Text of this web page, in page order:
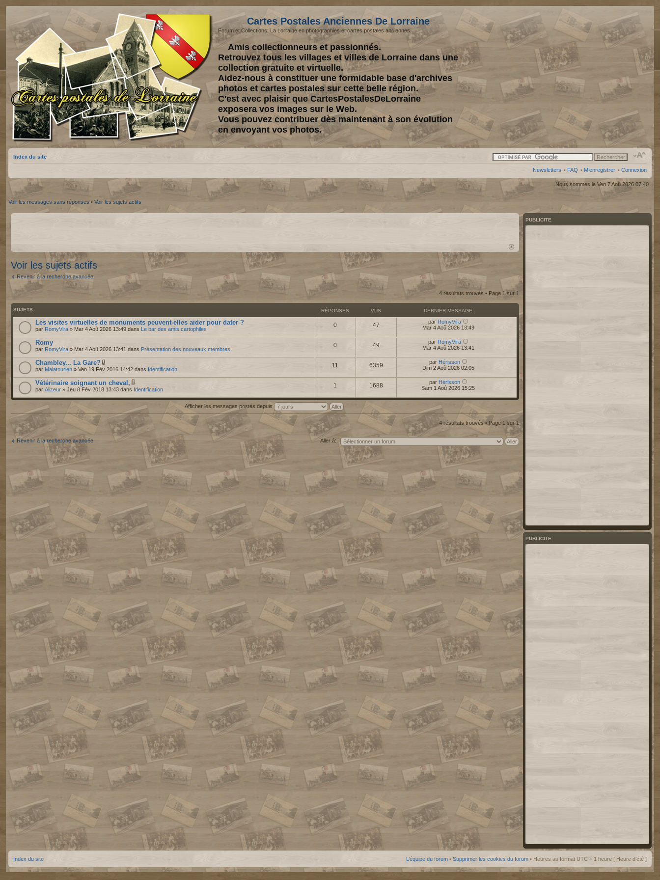
Cartes Postales Anciennes De Lorraine
Forum et Collections: La Lorraine en photographies et cartes postales anciennes.
Amis collectionneurs et passionnés.
Retrouvez tous les villages et villes de Lorraine dans une
collection gratuite et virtuelle.
Aidez-nous à constituer une formidable base d'archives
photos et cartes postales sur cette belle région.
C'est avec plaisir que CartesPostalesDeLorraine
exposera vos images sur le Web.
Vous pouvez contribuer dès maintenant à son évolution
en envoyant vos photos.
Index du site
Newsletters • FAQ • M’enregistrer • Connexion
Nous sommes le Ven 7 Aoû 2026 07:40
Voir les messages sans réponses • Voir les sujets actifs
Voir les sujets actifs
Revenir à la recherche avancée
4 résultats trouvés • Page 1sur 1
SUJETS RÉPONSES VUS DERNIER MESSAGE
Les visites virtuelles de monuments peuvent-elles aider pour dater ?
par RomyVira » Mar 4 Aoû 2026 13:49 dans Le bar des amis cartophiles
0 47 par RomyVira
Mar 4 Aoû 2026 13:49
Romy
par RomyVira » Mar 4 Aoû 2026 13:41 dans Présentation des nouveaux membres
0 49 par RomyVira
Mar 4 Aoû 2026 13:41
Chambley... La Gare?
par Malatourien » Ven 19 Fév 2016 14:42 dans Identification
11 6359 par Hérisson
Dim 2 Aoû 2026 02:05
Vétérinaire soignant un cheval,
par Alizeur » Jeu 8 Fév 2018 13:43 dans Identification
1 1688 par Hérisson
Sam 1 Aoû 2026 15:25
Afficher les messages postés depuis
4 résultats trouvés • Page 1 sur1
Revenir à la recherche avancée Aller à:
PUBLICITE
PUBLICITE
Index du site L’équipe du forum • Supprimer les cookies du forum • Heures au format UTC + 1 heure [ Heure d’été ]